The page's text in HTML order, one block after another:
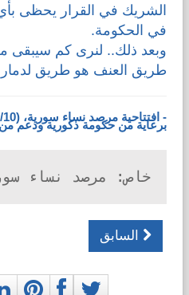
الشريك في القرار يحظى
في الحكومة.
وبعد ذلك.. لنرى كم سيبقى
طريق العنف هو طريق
برعاية من حكومة ذكورية ودعم
خاص: مرصد نساء
السابق